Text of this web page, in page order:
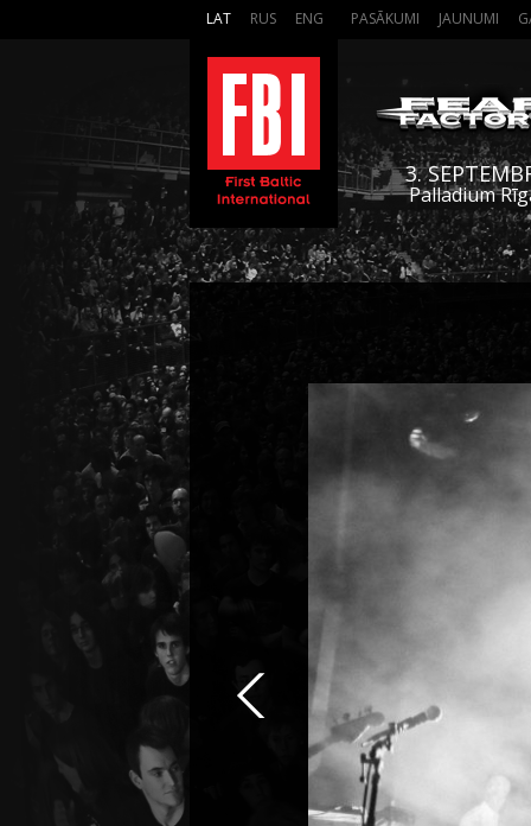
LAT RUS ENG PASĀKUMI JAUNUMI
3.
Palladium